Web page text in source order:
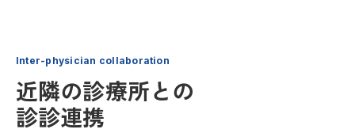
Inter-physician collaboration
近隣の診療所との
診診連携